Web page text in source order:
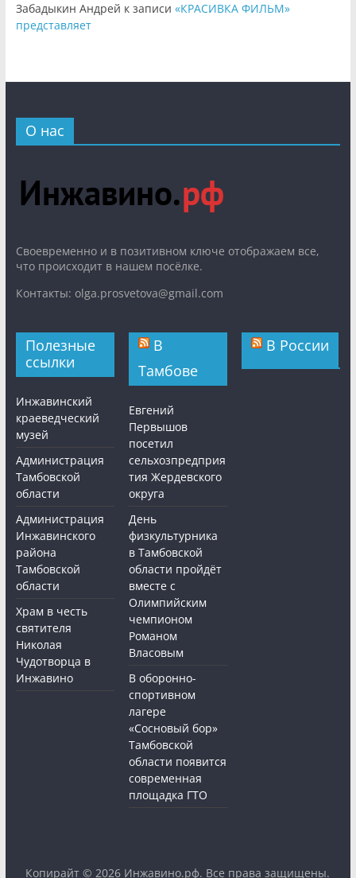
Забадыкин Андрей к записи «КРАСИВКА ФИЛЬМ»
представляет
О нас
Cвоевременно и в позитивном ключе отображаем все,
что происходит в нашем посёлке.
Контакты: olga.prosvetova@gmail.com
Полезные
ссылки
Инжавинский
краеведческий
музей
Администрация
Тамбовской
области
Администрация
Инжавинского
района
Тамбовской
области
Храм в честь
святителя
Николая
Чудотворца в
Инжавино
В
Тамбове
Евгений
Первышов
посетил
сельхозпредприя
тия Жердевского
округа
День
физкультурника
в Тамбовской
области пройдёт
вместе с
Олимпийским
чемпионом
Романом
Власовым
В оборонно-
спортивном
лагере
«Сосновый бор»
Тамбовской
области появится
современная
площадка ГТО
В России
Копирайт © 2026 Инжавино.рф. Все права защищены.